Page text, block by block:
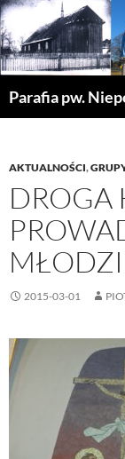
Parafia pw.
AKTUALNOŚCI,
DROGA
2015-03-01